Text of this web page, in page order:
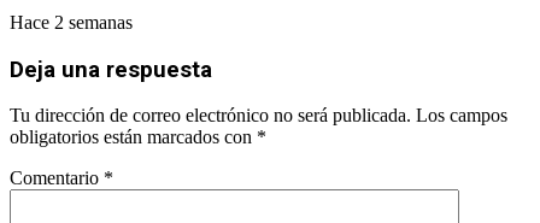
Hace 2 semanas
Deja una respuesta
Tu dirección de correo electrónico no será publicada. Los campos
obligatorios están marcados con *
Comentario *